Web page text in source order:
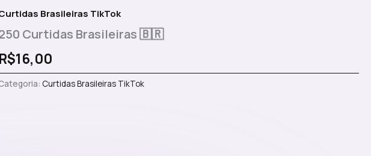
Brasileiras TikTok
Curtidas Brasileiras 🇧🇷
R$16,00
Curtidas Brasileiras TikTok